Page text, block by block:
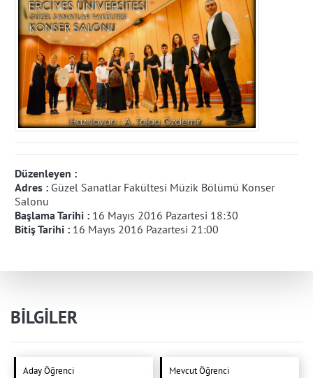
Düzenleyen :
Adres : Güzel Sanatlar Fakültesi Müzik Bölümü Konser
Salonu
Başlama Tarihi : 16 Mayıs 2016 Pazartesi 18:30
Bitiş Tarihi : 16 Mayıs 2016 Pazartesi 21:00
BİLGİLER
Aday Öğrenci Mevcut Öğrenci